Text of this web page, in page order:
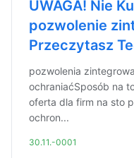
UWAGA! Nie
pozwolenie
Przeczytasz
pozwolenia
ochraniaćSposób na
oferta dla firm na sto
ochron...
30.11.-0001